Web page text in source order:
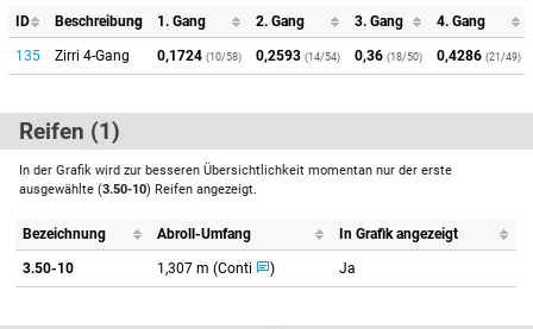
ID Beschreibung 1. Gang 2. Gang 3. Gang 4. Gang
135 Zirri 4-Gang 0,1724 (10/58) 0,2593 (14/54) 0,36 (18/50) 0,4286 (21/49)
Reifen (1)
In der Grafik wird zur besseren Übersichtlichkeit momentan nur der erste
ausgewählte (3.50-10) Reifen angezeigt.
Bezeichnung Abroll-Umfang In Grafik angezeigt
3.50-10 1,307 m (Conti ) Ja